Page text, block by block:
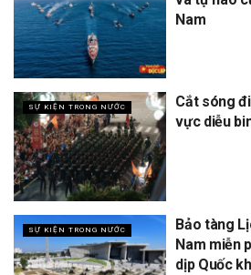
Nam
SỰ KIỆN TRONG NƯỚC
Cắt sóng
vực diễu
SỰ KIỆN TRONG NƯỚC
Bảo tàng
Nam miễn
dịp Quốc